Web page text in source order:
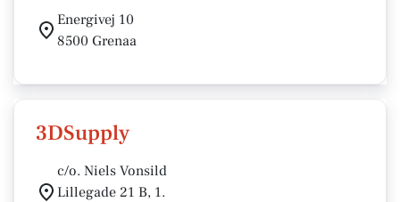
Energivej 10
8500 Grenaa
3DSupply
c/o. Niels Vonsild
Lillegade 21 B, 1.